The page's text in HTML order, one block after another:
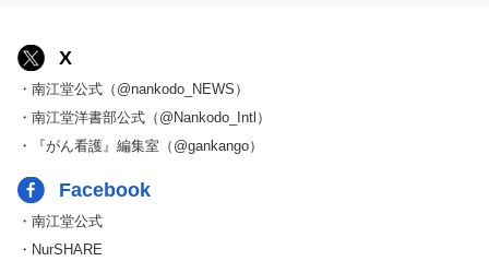
X
・南江堂公式（@nankodo_NEWS）
・南江堂洋書部公式（@Nankodo_Intl）
・『がん看護』編集室（@gankango）
Facebook
・南江堂公式
・NurSHARE